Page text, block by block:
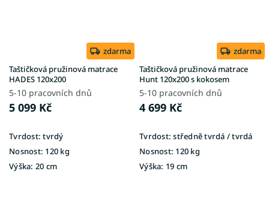
zdarma
Taštičková pružinová matrace
HADES 120x200
5-10 pracovních dnů
5 099 Kč
Tvrdost: tvrdý
Nosnost: 120 kg
Výška: 20 cm
zdarma
Taštičková pružinová matrace
Hunt 120x200 s kokosem
5-10 pracovních dnů
4 699 Kč
Tvrdost: středně tvrdá / tvrdá
Nosnost: 120 kg
Výška: 19 cm